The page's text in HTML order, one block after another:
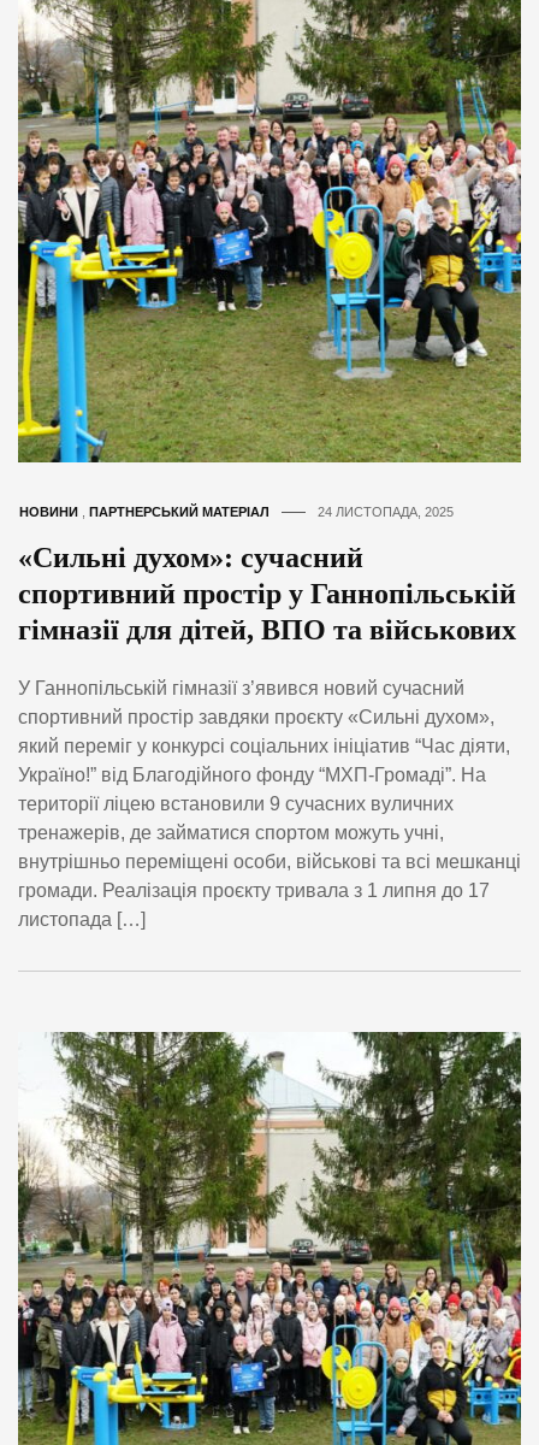
НОВИНИ ПАРТНЕРСЬКИЙ МАТЕРІАЛ 24 ЛИСТОПАДА, 2025
«Сильні духом»: сучасний
спортивний простір у Ганнопільській
гімназії для дітей, ВПО та військових
У Ганнопільській гімназії з’явився новий сучасний
спортивний простір завдяки проєкту «Сильні духом»,
який переміг у конкурсі соціальних ініціатив “Час діяти,
Україно!” від Благодійного фонду “МХП-Громаді”. На
території ліцею встановили 9 сучасних вуличних
тренажерів, де займатися спортом можуть учні,
внутрішньо переміщені особи, військові та всі мешканці
громади. Реалізація проєкту тривала з 1 липня до 17
листопада […]